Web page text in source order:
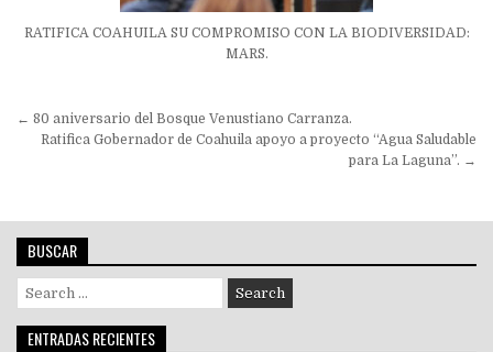
RATIFICA COAHUILA SU COMPROMISO CON LA BIODIVERSIDAD:
MARS.
Navegación
de
← 80 aniversario del Bosque Venustiano Carranza.
Ratifica Gobernador de Coahuila apoyo a proyecto “Agua Saludable
para La Laguna”. →
BUSCAR
Search
for:
ENTRADAS RECIENTES